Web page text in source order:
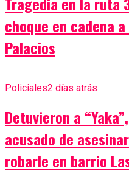
choque en cadena
Palacios
Policiales2 días atrás
Detuvieron a
acusado de
robarle en barrio